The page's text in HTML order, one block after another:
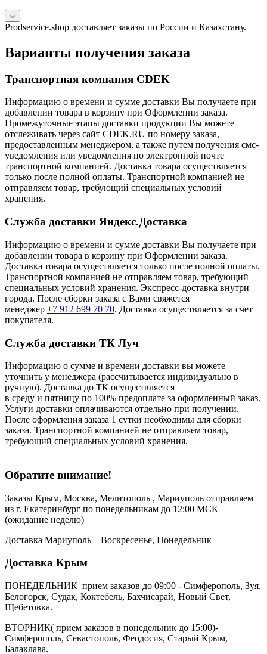
Prodservice.shop доставляет заказы по России и Казахстану.
Варианты получения заказа
Транспортная компания CDEK
Информацию о времени и сумме доставки Вы получаете при
добавлении товара в корзину при Оформлении заказа.
Промежуточные этапы доставки продукции Вы можете
отслеживать через сайт CDEK.RU по номеру заказа,
предоставленным менеджером, а также путем получения смс-
уведомления или уведомления по электронной почте
транспортной компанией. Доставка товара осуществляется
только после полной оплаты. Транспортной компанией не
отправляем товар, требующий специальных условий
хранения.
Служба доставки Яндекс.Доставка
Информацию о времени и сумме доставки Вы получаете при
добавлении товара в корзину при Оформлении заказа.
Доставка товара осуществляется только после полной оплаты.
Транспортной компанией не отправляем товар, требующий
специальных условий хранения. Экспресс-доставка внутри
города. После сборки заказа с Вами свяжется
менеджер +7 912 699 70 70. Доставка осуществляется за счет
покупателя.
Служба доставки ТК Луч
Информацию о сумме и времени доставки вы можете
уточнить у менеджера (рассчитывается индивидуально в
ручную). Доставка до ТК осуществляется
в среду и пятницу по 100% предоплате за оформленный заказ.
Услуги доставки оплачиваются отдельно при получении.
После оформления заказа 1 сутки необходимы для сборки
заказа. Транспортной компанией не отправляем товар,
требующий специальных условий хранения.
Обратите внимание!
Заказы Крым, Москва, Мелитополь , Мариуполь отправляем
из г. Екатеринбург по понедельникам до 12:00 МСК
(ожидание неделю)
Доставка Мариуполь – Воскресенье, Понедельник
Доставка Крым
ПОНЕДЕЛЬНИК прием заказов до 09:00 - Симферополь, Зуя,
Белогорск, Судак, Коктебель, Бахчисарай, Новый Свет,
Щебетовка.
ВТОРНИК( прием заказов в понедельник до 15:00)-
Симферополь, Севастополь, Феодосия, Старый Крым,
Балаклава.